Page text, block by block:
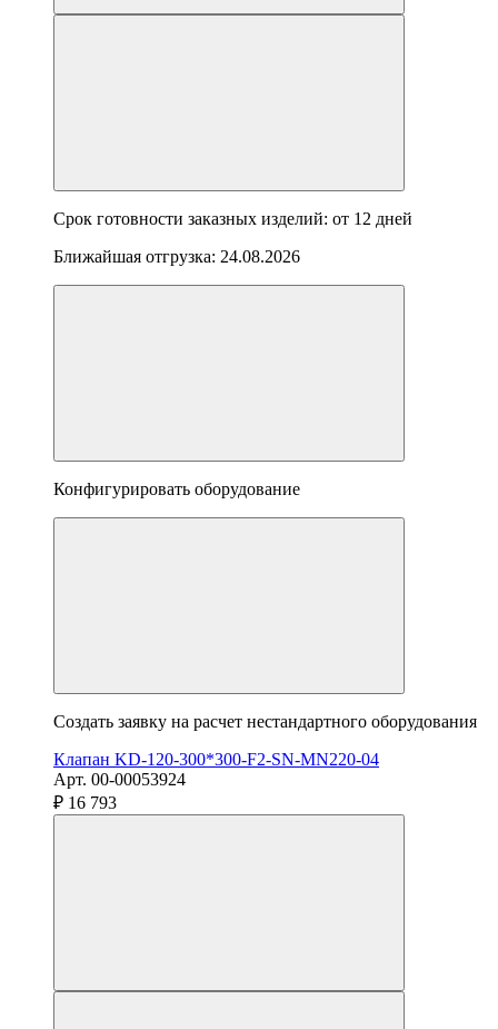
Срок готовности заказных изделий: от 12 дней
Ближайшая отгрузка: 24.08.2026
Конфигурировать оборудование
Создать заявку на расчет нестандартного оборудования
Клапан KD-120-300*300-F2-SN-MN220-04
Арт. 00-00053924
₽ 16 793